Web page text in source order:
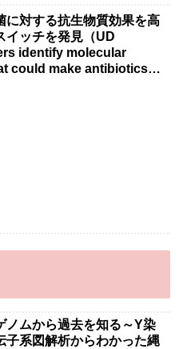
に対する抗生物質効果を高
イッチを発見（UD
identify molecular
could make antibiotics
ノムから過去を知る～Y染
子系図解析からわかった縄